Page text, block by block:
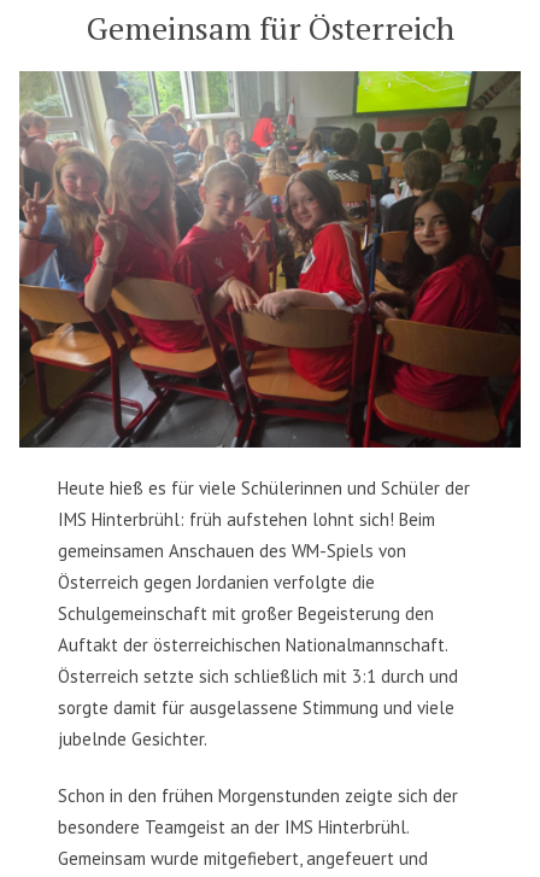
Gemeinsam für Österreich
Heute hieß es für viele Schülerinnen und Schüler der
IMS Hinterbrühl: früh aufstehen lohnt sich! Beim
gemeinsamen Anschauen des WM-Spiels von
Österreich gegen Jordanien verfolgte die
Schulgemeinschaft mit großer Begeisterung den
Auftakt der österreichischen Nationalmannschaft.
Österreich setzte sich schließlich mit 3:1 durch und
sorgte damit für ausgelassene Stimmung und viele
jubelnde Gesichter.
Schon in den frühen Morgenstunden zeigte sich der
besondere Teamgeist an der IMS Hinterbrühl.
Gemeinsam wurde mitgefiebert, angefeuert und